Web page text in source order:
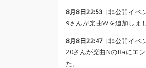
8月8日22:53 [非公開イベ
9さんが楽曲Wを追加しま
8月8日22:47[非公開イベ
20さんが楽曲NのBaにエ
た。